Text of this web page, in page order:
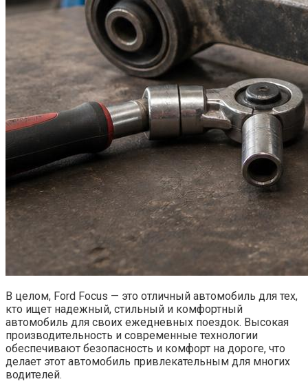
В целом, Ford Focus — это отличный автомобиль для тех,
кто ищет надежный, стильный и комфортный
автомобиль для своих ежедневных поездок. Высокая
производительность и современные технологии
обеспечивают безопасность и комфорт на дороге, что
делает этот автомобиль привлекательным для многих
водителей.